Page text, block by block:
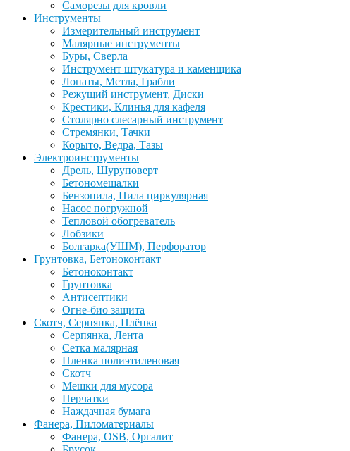
Саморезы для кровли
Инструменты
Измерительный инструмент
Малярные инструменты
Буры, Сверла
Инструмент штукатура и каменщика
Лопаты, Метла, Грабли
Режущий инструмент, Диски
Крестики, Клинья для кафеля
Столярно слесарный инструмент
Стремянки, Тачки
Корыто, Ведра, Тазы
Электроинструменты
Дрель, Шуруповерт
Бетономешалки
Бензопила, Пила циркулярная
Насос погружной
Тепловой обогреватель
Лобзики
Болгарка(УШМ), Перфоратор
Грунтовка, Бетоноконтакт
Бетоноконтакт
Грунтовка
Антисептики
Огне-био защита
Скотч, Серпянка, Плёнка
Серпянка, Лента
Сетка малярная
Пленка полиэтиленовая
Скотч
Мешки для мусора
Перчатки
Наждачная бумага
Фанера, Пиломатериалы
Фанера, OSB, Оргалит